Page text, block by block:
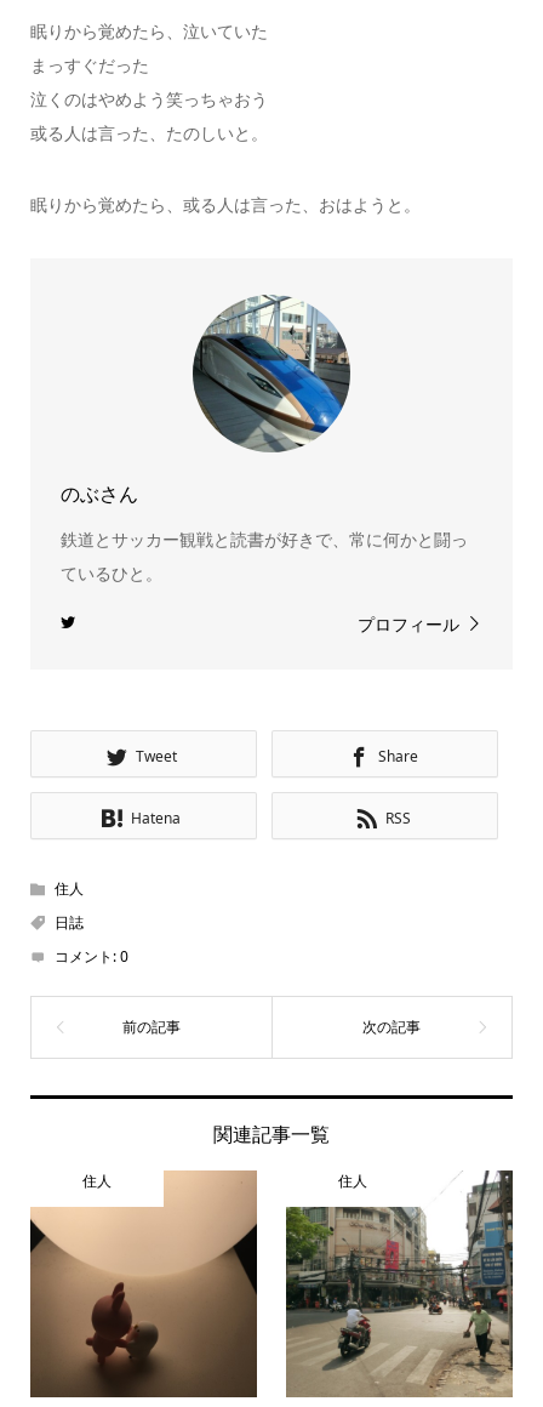
眠りから覚めたら、泣いていた
まっすぐだった
泣くのはやめよう笑っちゃおう
或る人は言った、たのしいと。
眠りから覚めたら、或る人は言った、おはようと。
のぶさん
鉄道とサッカー観戦と読書が好きで、常に何かと闘っ
ているひと。
プロフィール
Tweet Share
Hatena RSS
住人
日誌
コメント:0
関連記事一覧
住人 住人